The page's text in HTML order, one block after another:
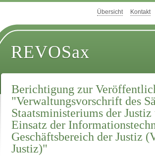
Übersicht Kontakt
REVOSax
Berichtigung zur
"Verwaltungsvorschrift des
Staatsministeriums der Justiz
Einsatz der
Geschäftsbereich der Justiz
Justiz)"